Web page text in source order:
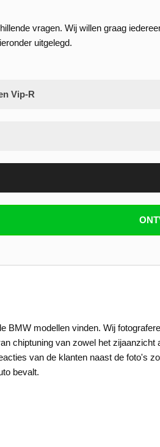
vragen. Wij willen graag
uitgelegd.
Vip-R
BMW modellen vinden. Wij
chiptuning van zowel het zijaanzicht
van de klanten naast de foto's
bevalt.